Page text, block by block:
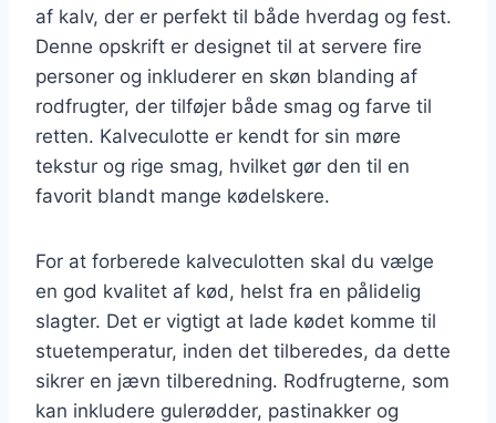
af kalv, der er perfekt til både hverdag og fest.
Denne opskrift er designet til at servere fire
personer og inkluderer en skøn blanding af
rodfrugter, der tilføjer både smag og farve til
retten. Kalveculotte er kendt for sin møre
tekstur og rige smag, hvilket gør den til en
favorit blandt mange kødelskere.
For at forberede kalveculotten skal du vælge
en god kvalitet af kød, helst fra en pålidelig
slagter. Det er vigtigt at lade kødet komme til
stuetemperatur, inden det tilberedes, da dette
sikrer en jævn tilberedning. Rodfrugterne, som
kan inkludere gulerødder, pastinakker og